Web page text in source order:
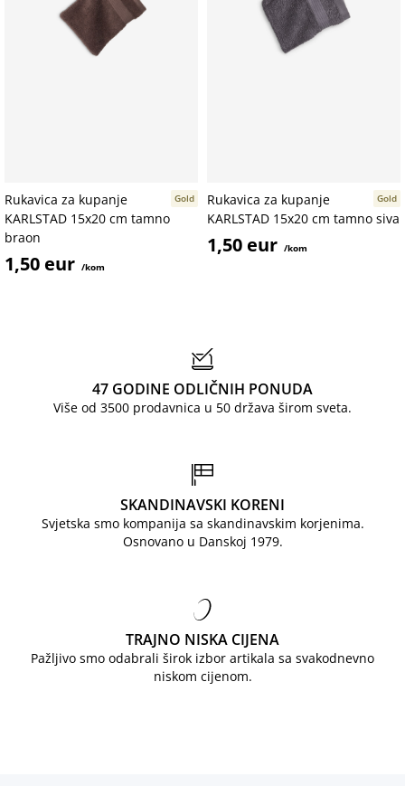
Gold
Rukavica za kupanje
KARLSTAD 15x20 cm tamno
braon
1,50 eur /kom
Gold
Rukavica za kupanje
KARLSTAD 15x20 cm tamno siva
1,50 eur /kom
47 GODINE ODLIČNIH PONUDA
Više od 3500 prodavnica u 50 država širom sveta.
SKANDINAVSKI KORENI
Svjetska smo kompanija sa skandinavskim korjenima.
Osnovano u Danskoj 1979.
TRAJNO NISKA CIJENA
Pažljivo smo odabrali širok izbor artikala sa svakodnevno
niskom cijenom.